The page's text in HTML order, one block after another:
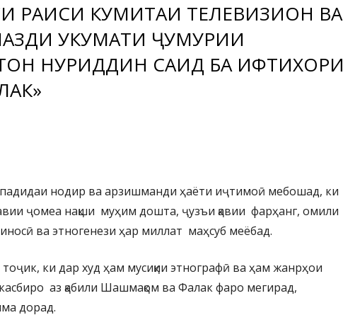
РАИСИ КУМИТАИ ТЕЛЕВИЗИОН ВА
ҲУКУМАТИ ҶУМҲУРИИ
НУРИДДИН САИД БА ИФТИХОРИ
падидаи нодир ва арзишманди ҳаёти иҷтимоӣ мебошад, ки
ҷомеа нақши муҳим дошта, ҷузъи қавии фарҳанг, омили
ва этногенези ҳар миллат маҳсуб меёбад.
тоҷик, ки дар худ ҳам мусиқии этнографӣ ва ҳам жанрҳои
касбиро аз қабили Шашмақом ва Фалак фаро мегирад,
дорад.